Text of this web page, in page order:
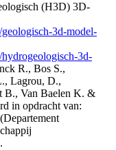
(H3D) 3D-
3d-model-
3d-
R., Bos S.,
Lagrou, D.,
B., Van Baelen K. &
in opdracht van: